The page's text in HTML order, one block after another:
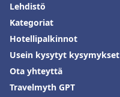
Lehdistö
Kategoriat
Hotellipalkinnot
Usein kysytyt kysymykset
Ota yhteyttä
Travelmyth GPT